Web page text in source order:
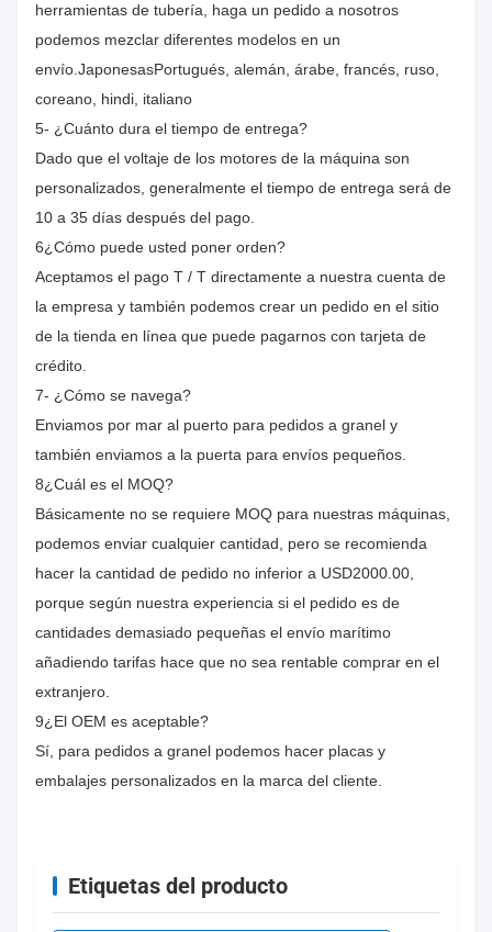
herramientas de tubería, haga un pedido a nosotros
podemos mezclar diferentes modelos en un
envío.JaponesasPortugués, alemán, árabe, francés, ruso,
coreano, hindi, italiano
5- ¿Cuánto dura el tiempo de entrega?
Dado que el voltaje de los motores de la máquina son
personalizados, generalmente el tiempo de entrega será de
10 a 35 días después del pago.
6¿Cómo puede usted poner orden?
Aceptamos el pago T / T directamente a nuestra cuenta de
la empresa y también podemos crear un pedido en el sitio
de la tienda en línea que puede pagarnos con tarjeta de
crédito.
7- ¿Cómo se navega?
Enviamos por mar al puerto para pedidos a granel y
también enviamos a la puerta para envíos pequeños.
8¿Cuál es el MOQ?
Básicamente no se requiere MOQ para nuestras máquinas,
podemos enviar cualquier cantidad, pero se recomienda
hacer la cantidad de pedido no inferior a USD2000.00,
porque según nuestra experiencia si el pedido es de
cantidades demasiado pequeñas el envío marítimo
añadiendo tarifas hace que no sea rentable comprar en el
extranjero.
9¿El OEM es aceptable?
Sí, para pedidos a granel podemos hacer placas y
embalajes personalizados en la marca del cliente.
Etiquetas del producto